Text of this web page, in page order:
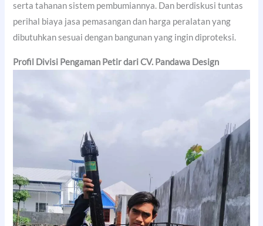
serta tahanan sistem pembumiannya. Dan berdiskusi tuntas
perihal biaya jasa pemasangan dan harga peralatan yang
dibutuhkan sesuai dengan bangunan yang ingin diproteksi.
Profil Divisi Pengaman Petir dari CV. Pandawa Design